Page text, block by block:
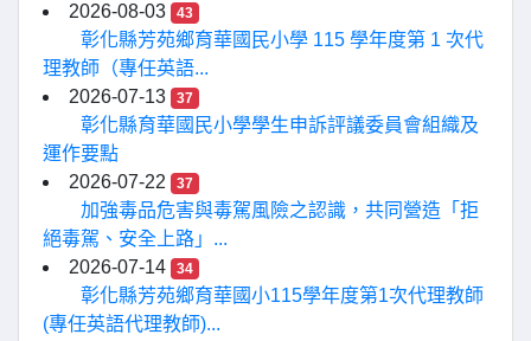
2026-08-03
43
彰化縣芳苑鄉育華國民小學 115 學年度第 1 次代
理教師（專任英語...
2026-07-13
37
彰化縣育華國民小學學生申訴評議委員會組織及
運作要點
2026-07-22
37
加強毒品危害與毒駕風險之認識，共同營造「拒
絕毒駕、安全上路」...
2026-07-14
34
彰化縣芳苑鄉育華國小115學年度第1次代理教師
(專任英語代理教師)...